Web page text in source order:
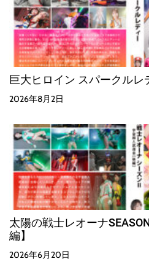
巨大ヒロイン スパークルレ
2026年8月2日
太陽の戦士レオーナ
編】
2026年6月20日